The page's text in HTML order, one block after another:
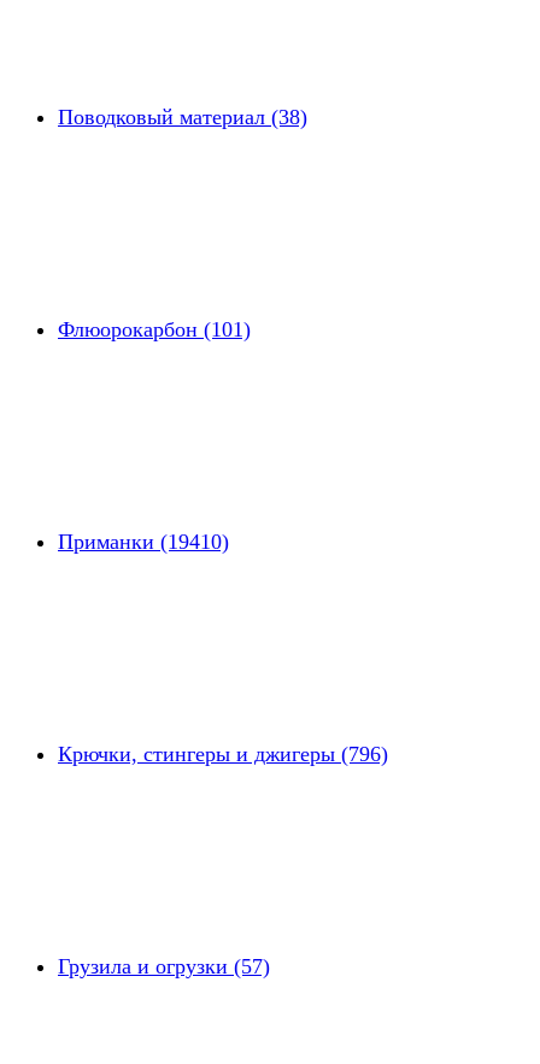
Поводковый материал (38)
Флюорокарбон (101)
Приманки (19410)
Крючки, стингеры и джигеры (796)
Грузила и огрузки (57)